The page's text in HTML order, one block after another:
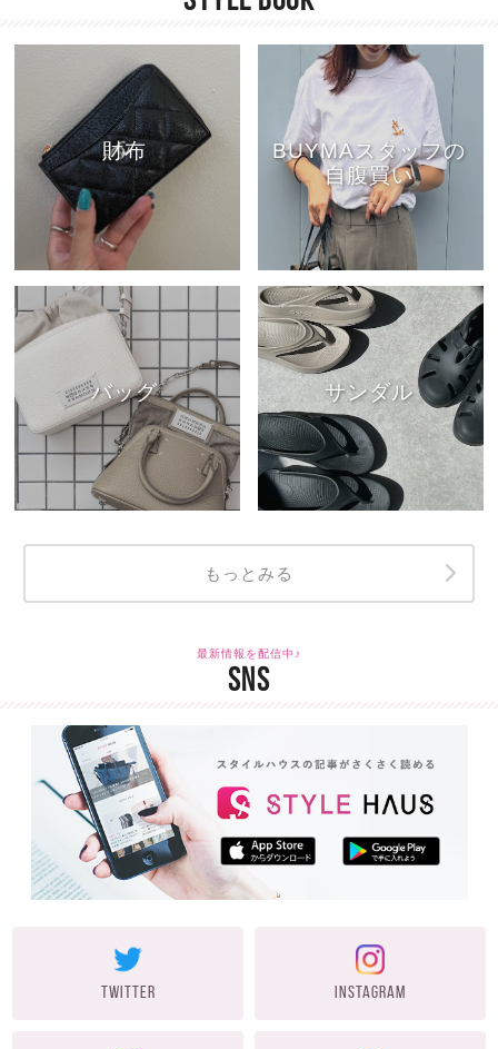
財布
BUYMAスタッフの
自腹買い
バッグ サンダル
もっとみる
最新情報を配信中♪
SNS
TWITTER INSTAGRAM